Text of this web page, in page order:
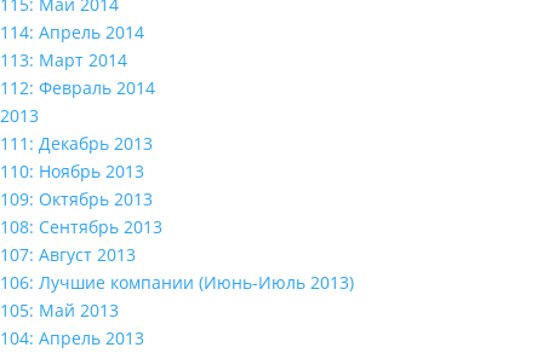
114: Апрель 2014
113: Март 2014
112: Февраль 2014
2013
111: Декабрь 2013
110: Ноябрь 2013
109: Октябрь 2013
108: Сентябрь 2013
107: Август 2013
106: Лучшие компании (Июнь-Июль 2013)
105: Май 2013
104: Апрель 2013